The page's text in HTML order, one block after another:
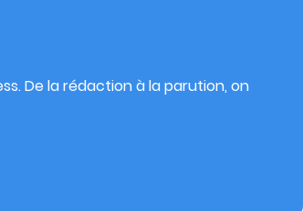
De la rédaction à la parution, on